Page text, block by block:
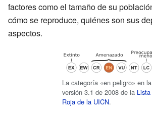
factores como el tamaño de su
cómo se reproduce, quiénes son sus
aspectos.
La categoría «en peligro» en la
versión 3.1 de 2008 de la Lista
Roja de la UICN.